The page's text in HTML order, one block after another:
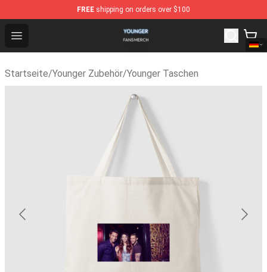
FREE shipping on orders over $100
Open menu
Younger Shop - Official Younger Merchandise Store
Startseite/Younger Zubehör/Younger Taschen